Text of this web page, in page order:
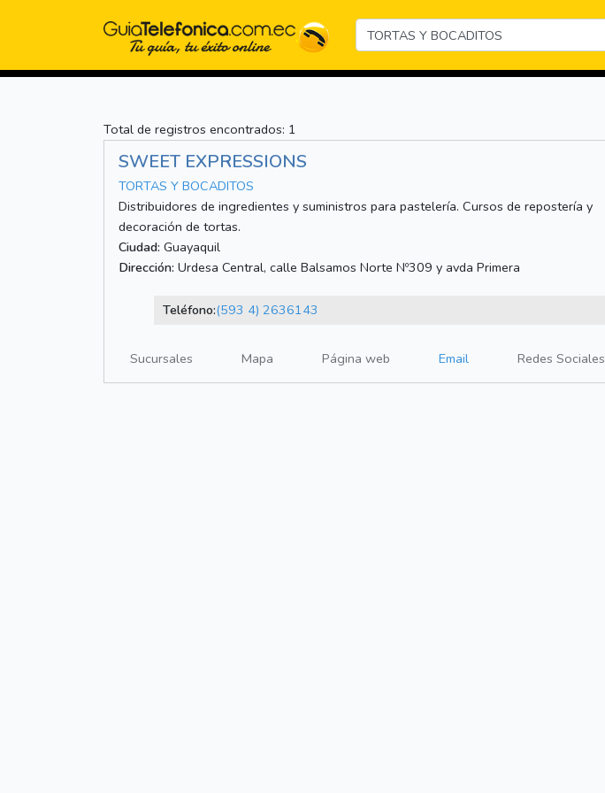
Total de registros encontrados: 1
SWEET EXPRESSIONS
TORTAS Y BOCADITOS
Distribuidores de ingredientes y suministros para pastelería. Cursos de repostería y
decoración de tortas.
Ciudad: Guayaquil
Dirección: Urdesa Central, calle Balsamos Norte Nº309 y avda Primera
Teléfono:(593 4) 2636143
Sucursales Mapa Página web Email Redes Sociales